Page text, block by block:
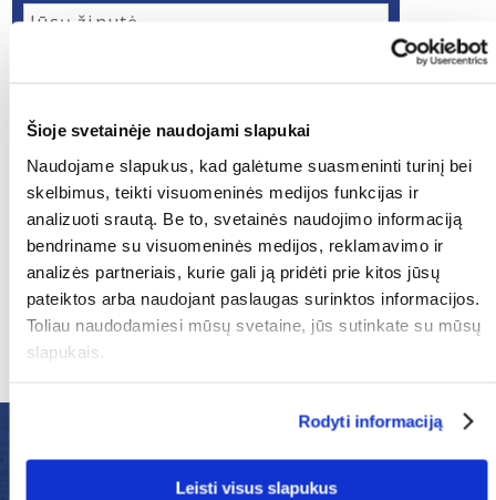
Šioje svetainėje naudojami slapukai
Naudojame slapukus, kad galėtume suasmeninti turinį bei
skelbimus, teikti visuomeninės medijos funkcijas ir
analizuoti srautą. Be to, svetainės naudojimo informaciją
bendriname su visuomeninės medijos, reklamavimo ir
analizės partneriais, kurie gali ją pridėti prie kitos jūsų
pateiktos arba naudojant paslaugas surinktos informacijos.
Toliau naudodamiesi mūsų svetaine, jūs sutinkate su mūsų
slapukais.
Rodyti informaciją
Leisti visus slapukus
Taip, aš sutinku suPrivatumo patvirtinimu
Siųsti
El. paštas
+370 521 401 33
MES DIDŽIUOJAMĖS